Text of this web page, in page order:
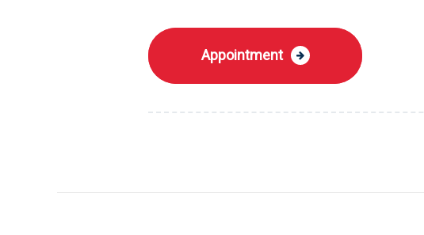
Appointment